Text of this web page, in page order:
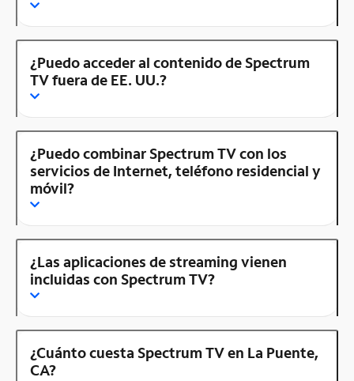
¿Puedo acceder al contenido de Spectrum
TV fuera de EE. UU.?
¿Puedo combinar Spectrum TV con los
servicios de Internet, teléfono residencial y
móvil?
¿Las aplicaciones de streaming vienen
incluidas con Spectrum TV?
¿Cuánto cuesta Spectrum TV en La Puente,
CA?